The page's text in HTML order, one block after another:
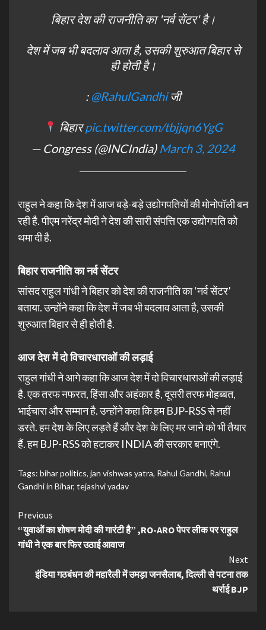
बिहार देश की राजनीति का 'नर्व सेंटर' है।
देश में जब भी बदलाव आता है, उसकी शुरुआत बिहार से
ही होती है।
: @RahulGandhiजी
बिहारpic.twitter.com/tbjjqn6YgG
— Congress (@INCIndia) March 3, 2024
राहुल ने कहा कि देश में आज बड़े-बड़े उद्योगपतियों की मोनोपॉली बन
रही है. पीएम नरेंद्र मोदी ने देश की सारी संपत्ति एक उद्योगपति को
थमा दी है.
बिहार राजनीति का नर्व सेंटर
सांसद राहुल गांधी ने बिहार को देश की राजनीति का ‘नर्व सेंटर’
बताया. उन्होंने कहा कि देश में जब भी बदलाव आता है, उसकी
शुरुआत बिहार से ही होती है.
आज देश में दो विचारधाराओं की लड़ाई
राहुल गांधी ने आगे कहा कि आज देश में दो विचारधाराओं की लड़ाई
है. एक तरफ नफरत, हिंसा और अहंकार है, दूसरी तरफ मोहब्बत,
भाईचारा और सम्मान है. उन्होंने कहा कि हम BJP-RSS से नहीं
डरते. हम देश के लिए लड़ते हैं और देश के लिए मर जाने को भी तैयार
हैं. हम BJP-RSS को हटाकर INDIA की सरकार बनाएंगे.
Tags: bihar politics, jan vishwas yatra, Rahul Gandhi, Rahul
Gandhi in Bihar, tejashvi yadav
Continue
Reading
Previous
“युवाओं का शोषण मोदी की गारंटी है” ,RO-ARO पेपर लीक पर राहुल
गांधी ने एक बार फिर उठाई आवाज
Next
इंडिया गठबंधन की महारैली में उमड़ा जनसैलाब, दिल्ली से पटना तक
थर्राई BJP